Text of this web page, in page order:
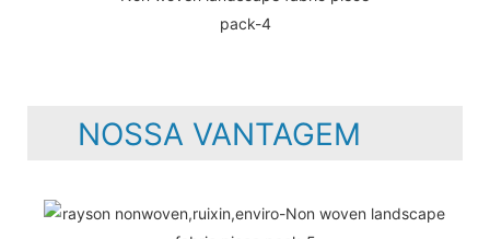
NOSSA VANTAGEM